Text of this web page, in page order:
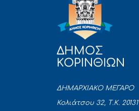
ΔΗΜΟΣ
ΚΟΡΙΝΘΙΩΝ
ΔΗΜΑΡΧΙΑΚΟ ΜΕΓΑΡΟ
Κολιάτσου 32, Τ.Κ. 20131